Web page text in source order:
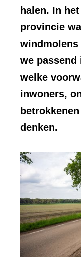
halen. In
provincie
windmolens
we passend
welke
inwoners,
denken.